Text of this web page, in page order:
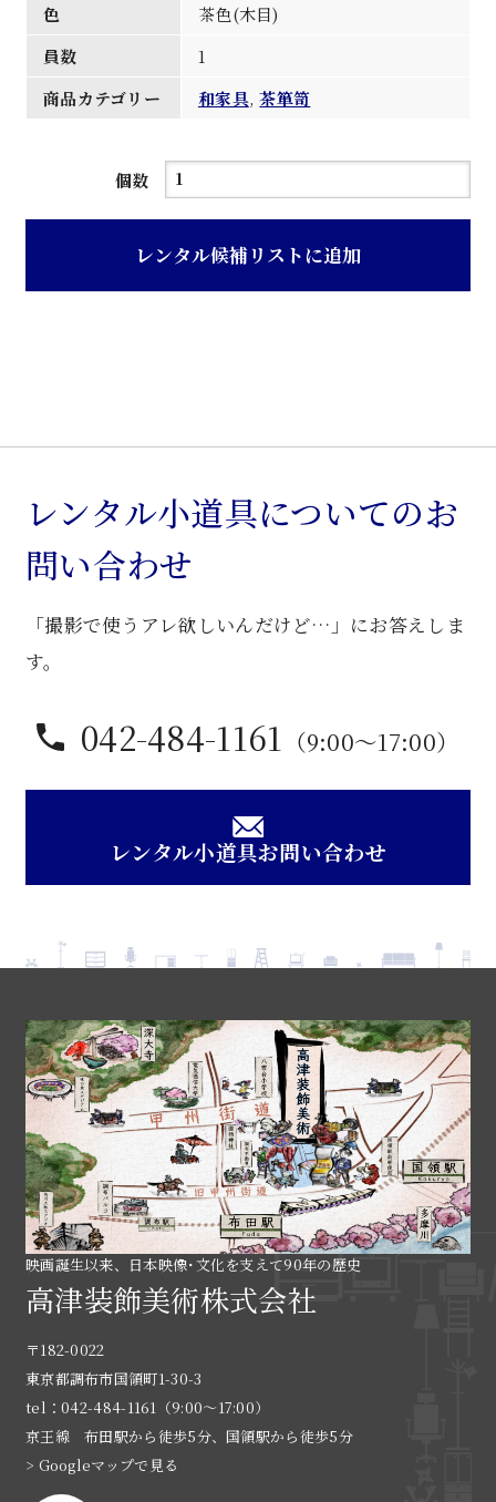
色
茶色(木目)
員数
1
商品カテゴリー
和家具,茶箪笥
個数
茶
前
個
レンタル候補リストに追加
レンタル小道具についてのお
問い合わせ
「撮影で使うアレ欲しいんだけど…」にお答えしま
す。
042-484-1161 （9:00〜17:00）
レンタル小道具お問い合わせ
映画誕生以来、日本映像･文化を支えて90年の歴史
高津装飾美術株式会社
〒182-0022
東京都調布市国領町1-30-3
tel：042-484-1161（9:00〜17:00）
京王線 布田駅から徒歩5分、国領駅から徒歩5分
> Googleマップで見る